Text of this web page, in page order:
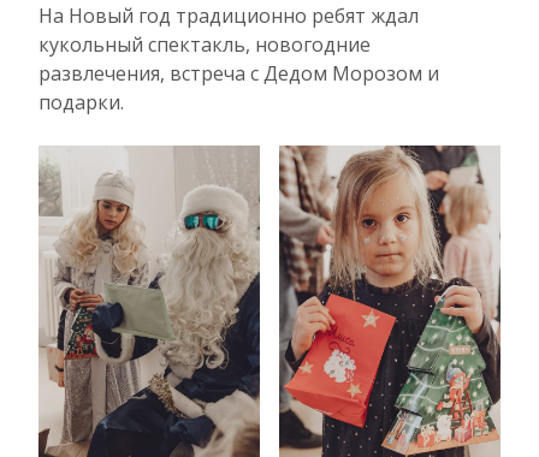
На Новый год традиционно ребят ждал
кукольный спектакль, новогодние
развлечения, встреча с Дедом Морозом и
подарки.